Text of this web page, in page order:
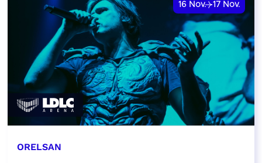
16 Nov. 17 Nov.
ORELSAN